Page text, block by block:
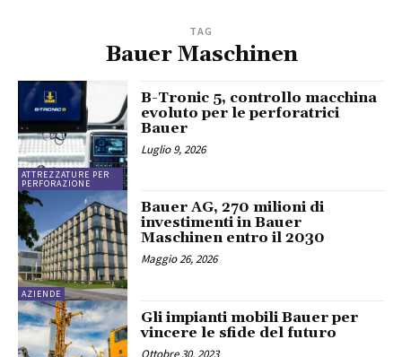
TAG
Bauer Maschinen
ATTREZZATURE PER
PERFORAZIONE
B-Tronic 5, controllo macchina
evoluto per le perforatrici
Bauer
Luglio 9, 2026
AZIENDE
Bauer AG, 270 milioni di
investimenti in Bauer
Maschinen entro il 2030
Maggio 26, 2026
Gli impianti mobili Bauer per
vincere le sfide del futuro
Ottobre 30, 2023